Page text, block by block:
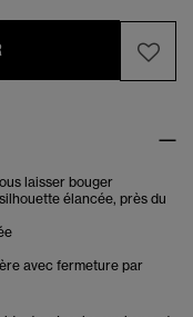
laisser bouger
élancée, près du
avec fermeture par